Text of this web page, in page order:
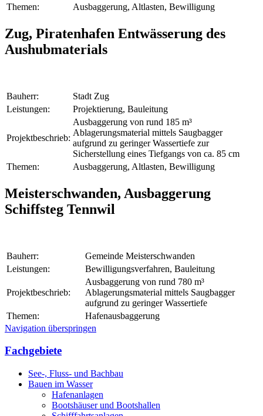
Themen:
Ausbaggerung, Altlasten, Bewilligung
Zug, Piratenhafen Entwässerung des
Aushubmaterials
Bauherr:
Stadt Zug
Leistungen:
Projektierung, Bauleitung
Projektbeschrieb:
Ausbaggerung von rund 185 m³
Ablagerungsmaterial mittels Saugbagger
aufgrund zu geringer Wassertiefe zur
Sicherstellung eines Tiefgangs von ca. 85 cm
Themen:
Ausbaggerung, Altlasten, Bewilligung
Meisterschwanden, Ausbaggerung
Schiffsteg Tennwil
Bauherr:
Gemeinde Meisterschwanden
Leistungen:
Bewilligungsverfahren, Bauleitung
Projektbeschrieb:
Ausbaggerung von rund 780 m³
Ablagerungsmaterial mittels Saugbagger
aufgrund zu geringer Wassertiefe
Themen:
Hafenausbaggerung
Navigation überspringen
Fachgebiete
See-, Fluss- und Bachbau
Bauen im Wasser
Hafenanlagen
Bootshäuser und Bootshallen